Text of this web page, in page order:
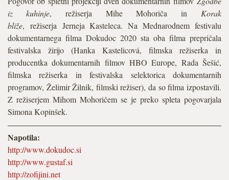
iz kuhinje, režiserja Mihe Mohoriča in Korak
bliže, režiserja Jerneja Kasteleca. Na Mednarodnem festivalu
dokumentarnega filma Dokudoc 2020 sta oba filma prepričala
festivalska žirijo (Hanka Kastelicová, filmska režiserka in
producentka dokumentarnih filmov HBO Europe, Rada Šešić,
filmska režiserka in festivalska selektorica dokumentarnih
programov, Želimir Žilnik, filmski režiser), da so filma izpostavili.
Z režiserjem Mihom Mohoričem se je preko spleta pogovarjala
Simona Kopinšek.
Napotila:
http://www.dokudoc.si
http://www.gustaf.si
http://zofijini.net